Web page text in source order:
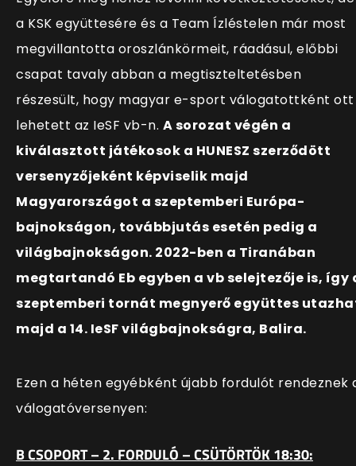
a KSK együttesére és a Team Ízléstelen már most
megvillantotta oroszlánkörmeit, ráadásul, előbbi
csapat tavaly abban a megtiszteltetésben
részesült, hogy magyar e-sport válogatottként ott
lehetett az IeSF vb-n. A sorozat végén a
kiválasztott játékosok a HUNESZ szerződött
versenyzőjeként képviselik majd
Magyarországot a szeptemberi Európa-
bajnokságon, továbbjutás esetén pedig a
világbajnokságon. 2022-ben a Tiranában
megtartandó Eb egyben a vb selejtezője is, így
szeptemberi tornát megnyerő együttes
majd a 14. IeSF világbajnokságra, Balira.
Ezen a héten egyébként újabb fordulót rendeznek
válogatóversenyen:
B CSOPORT – 2. FORDULÓ – CSÜTÖRTÖK 18:30: